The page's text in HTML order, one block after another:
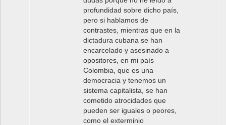
profundidad sobre dicho país,
pero si hablamos de
contrastes, mientras que en la
dictadura cubana se han
encarcelado y asesinado a
opositores, en mi país
Colombia, que es una
democracia y tenemos un
sistema capitalista, se han
cometido atrocidades que
pueden ser iguales o peores,
como el exterminio